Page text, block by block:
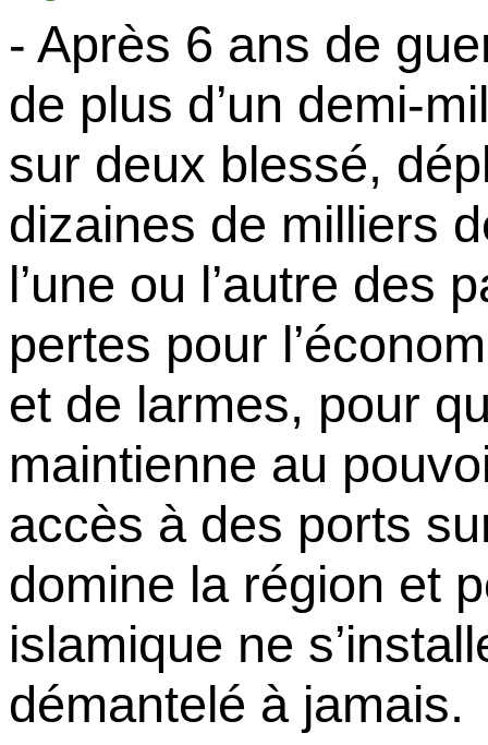
- Après 6 ans de
de plus d’un demi-
sur deux blessé,
dizaines de milliers
l’une ou l’autre des
pertes pour
et de larmes, pour
maintienne au
accès à des ports
domine la région et
islamique ne
démantelé à jamais.